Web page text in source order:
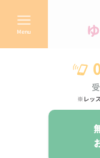
Menu
※レッ